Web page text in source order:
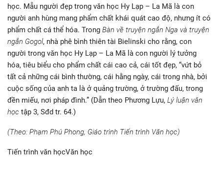
học. Mẫu người đẹp trong văn học Hy Lạp – La Mã là con
người anh hùng mang phẩm chất khái quát cao độ, nhưng ít có
phẩm chất cá thể hóa. Trong Bàn về truyện ngắn Nga và truyện
ngắn Gogol, nhà phê bình thiên tài Bielinski cho rằng, con
người trong văn học Hy Lạp – La Mã là con người lý tưởng
hóa, tiêu biểu cho phẩm chất cái cao cả, cái tốt đẹp, “vứt bỏ
tất cả những cái bình thường, cái hằng ngày, cái trong nhà, bởi
cuộc sống của anh ta là ở quảng trường, ở trường đấu, trong
đền miếu, nơi pháp đình.” (Dẫn theo Phương Lựu, Lý luận văn
học tập 3, Sđd tr. 64.)
(Theo: Phạm Phú Phong, Giáo trình Tiến trình Văn học)
Tiến trình văn họcVăn học